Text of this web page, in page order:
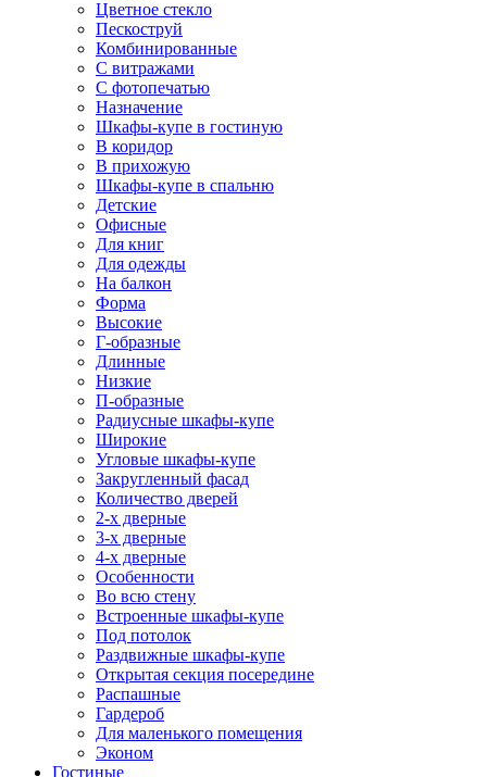
Цветное стекло
Пескоструй
Комбинированные
С витражами
С фотопечатью
Назначение
Шкафы-купе в гостиную
В коридор
В прихожую
Шкафы-купе в спальню
Детские
Офисные
Для книг
Для одежды
На балкон
Форма
Высокие
Г-образные
Длинные
Низкие
П-образные
Радиусные шкафы-купе
Широкие
Угловые шкафы-купе
Закругленный фасад
Количество дверей
2-х дверные
3-х дверные
4-х дверные
Особенности
Во всю стену
Встроенные шкафы-купе
Под потолок
Раздвижные шкафы-купе
Открытая секция посередине
Распашные
Гардероб
Для маленького помещения
Эконом
Гостиные